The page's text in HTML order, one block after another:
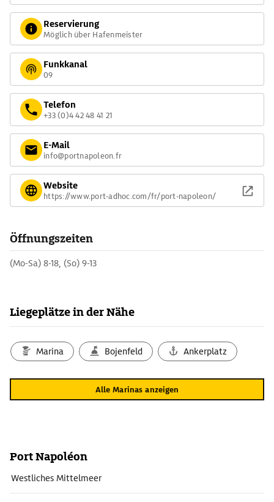
Reservierung
Möglich über Hafenmeister
Funkkanal
09
Telefon
+33 (0)4 42 48 41 21
E-Mail
info@portnapoleon.fr
Website
https://www.port-adhoc.com/fr/port-napoleon/
Öffnungszeiten
(Mo-Sa) 8-18, (So) 9-13
Liegeplätze in der Nähe
Marina Bojenfeld Ankerplatz
Alle Marinas anzeigen
Port Napoléon
Westliches Mittelmeer